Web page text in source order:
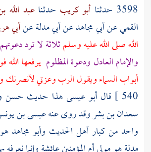
3598 حدثنا أبو كريب حدثناعبد الله
القميعنأبي مجاهدعنأبي مدلةعنأبي
الله صلى الله عليه وسلمثلاثة لا ترد
والإمام العادل ودعوة المظلوم يرفعها الله
أبواب السماء ويقول الرب وعزتي لأنصرنك
540 ] قال أبو عيسى هذا حديث حسن
سعدان بن بشروقد روى عنهعيسى بن
واحد من كبار أهل الحديث وأبو مجاهد